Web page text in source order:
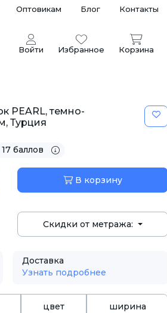
Оптовикам Блог Контакты
Войти Избранное Корзина
PEARL, темно-
Турция
17 баллов
В корзину
Скидки от метража:
Доставка
Узнать подробнее
цвет ширина